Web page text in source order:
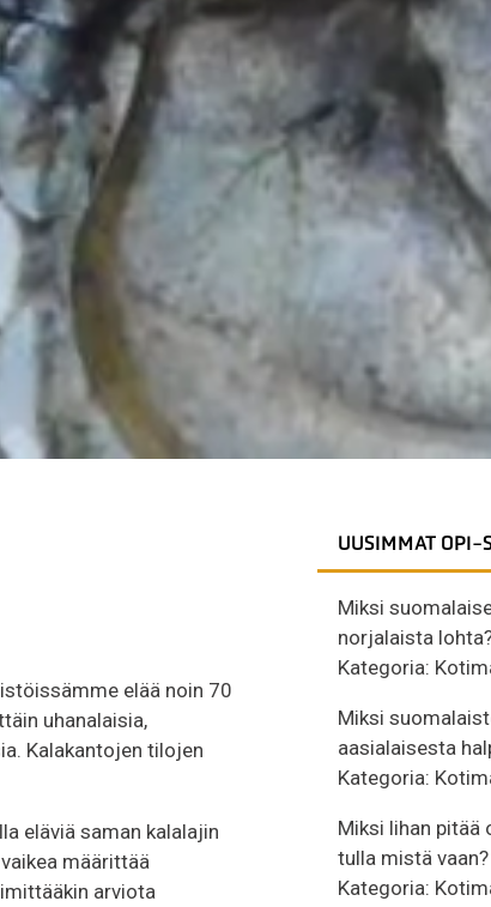
elää noin 70
uhanalaisia,
Kalakantojen tilojen
eläviä saman kalalajin
määrittää
arviota
UUSIMMAT OPI-
Miksi
norjalaista
Kategoria:
Miksi
aasialaisesta
Kategoria:
Miksi lihan pitää
tulla mistä vaan?
Kategoria: